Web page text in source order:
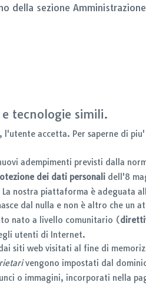
della sezione
tecnologie simili.
l'utente accetta. Per saperne di piu'
adempimenti previsti dalla
dei dati personali dell'8
nostra piattaforma è adeguata
dal nulla e non è altro che
nato a livello comunitario (
utenti di Internet.
siti web visitati al fine di
vengono impostati dal
o immagini, incorporati nella